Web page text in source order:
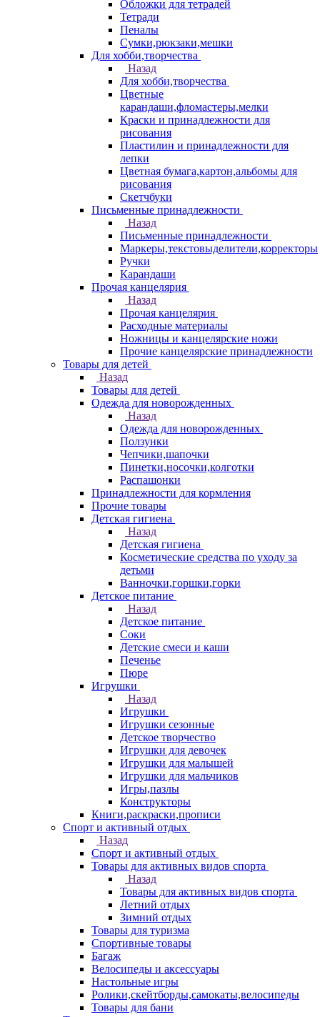
Обложки для тетрадей
Тетради
Пеналы
Сумки,рюкзаки,мешки
Для хобби,творчества
Назад
Для хобби,творчества
Цветные
карандаши,фломастеры,мелки
Краски и принадлежности для
рисования
Пластилин и принадлежности для
лепки
Цветная бумага,картон,альбомы для
рисования
Скетчбуки
Письменные принадлежности
Назад
Письменные принадлежности
Маркеры,текстовыделители,корректоры
Ручки
Карандаши
Прочая канцелярия
Назад
Прочая канцелярия
Расходные материалы
Ножницы и канцелярские ножи
Прочие канцелярские принадлежности
Товары для детей
Назад
Товары для детей
Одежда для новорожденных
Назад
Одежда для новорожденных
Ползунки
Чепчики,шапочки
Пинетки,носочки,колготки
Распашонки
Принадлежности для кормления
Прочие товары
Детская гигиена
Назад
Детская гигиена
Косметические средства по уходу за
детьми
Ванночки,горшки,горки
Детское питание
Назад
Детское питание
Соки
Детские смеси и каши
Печенье
Пюре
Игрушки
Назад
Игрушки
Игрушки сезонные
Детское творчество
Игрушки для девочек
Игрушки для малышей
Игрушки для мальчиков
Игры,пазлы
Конструкторы
Книги,раскраски,прописи
Спорт и активный отдых
Назад
Спорт и активный отдых
Товары для активных видов спорта
Назад
Товары для активных видов спорта
Летний отдых
Зимний отдых
Товары для туризма
Спортивные товары
Багаж
Велосипеды и аксессуары
Настольные игры
Ролики,скейтборды,самокаты,велосипеды
Товары для бани